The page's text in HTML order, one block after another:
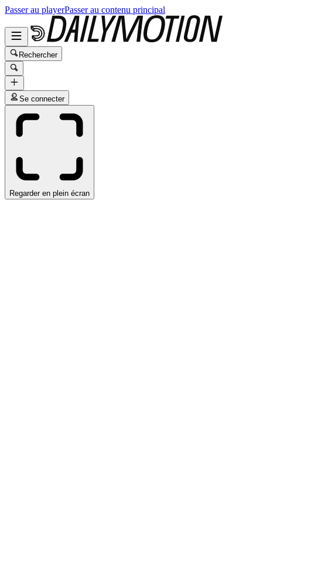
Passer au playerPasser au contenu principal
Rechercher
Se connecter
Regarder en plein écran